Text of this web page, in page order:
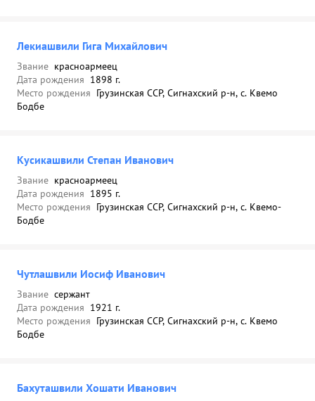
Лекиашвили Гига Михайлович
Звание красноармеец
Дата рождения 1898 г.
Место рождения Грузинская ССР, Сигнахский р-н, с. Квемо
Бодбе
Кусикашвили Степан Иванович
Звание красноармеец
Дата рождения 1895 г.
Место рождения Грузинская ССР, Сигнахский р-н, с. Квемо-
Бодбе
Чутлашвили Иосиф Иванович
Звание сержант
Дата рождения 1921 г.
Место рождения Грузинская ССР, Сигнахский р-н, с. Квемо
Бодбе
Бахуташвили Хошати Иванович